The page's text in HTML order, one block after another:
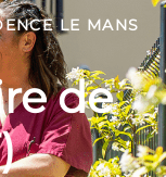
LE MANS
de